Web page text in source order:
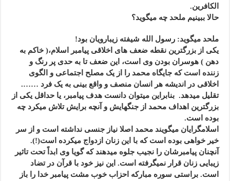
الکافرین.
حالا ببینیم ملحد چه میگوید؟
ملحد میگوید: رسول الله شیفته زیبارویان بود!
یکی از بزرگترین نقطه ضعف های اخلاقی پیامبر اسلام،( خاکم به
دهن ) هوسران بودن وی است، این ضعف تا به حدی پر رنگ و
زننده است که جایگاه محمد را از یک مصلح اجتماعی و الگوی
اخلاقی در اندیشه هر انسان منصف و واقع بینی به یک فرد …….
تقلیل میدهد. بنابراین میتوان دانست هدف پیامبر، یا حداقل یکی از
بزرگترین اهداف محمد از جنگهایش و آنچه برایش تلاش میکرد چه
بوده است.
اسلامگرایان میگویند محمد اصلا نیاز جنسی نداشته است و از سر
خیر خواهی بوده است که با این زنان ازدواج میکرده است(!).
آنچنان پیامبرشان را نجیب جلوه میدهند که گویا وی ابداً تحت تاثیر
زیبایی زنان قرار نمیگرفته است. این نیز خود با قرآن در تضاد
است. براستی سوره مبارکه احزاب خوب مشت پیامبر خدا را باز